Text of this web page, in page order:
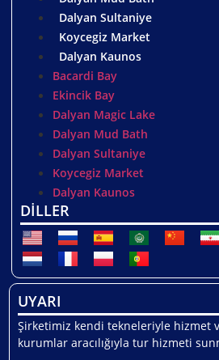
Dalyan Sultaniye
Koycegiz Market
Dalyan Kaunos
Bacardi Bay
Ekincik Bay
Dalyan Magic Lake
Dalyan Mud Bath
Dalyan Sultaniye
Koycegiz Market
Dalyan Kaunos
DİLLER
UYARI
Şirketimiz kendi tekneleriyle hizmet
kurumlar aracılığıyla tur hizmeti